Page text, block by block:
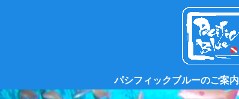
パシフィックブルーのご案内